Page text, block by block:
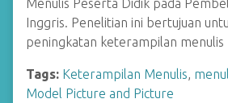
Menulis Peserta Didik pada
Inggris. Penelitian ini bertujuan
peningkatan keterampilan
Tags: Keterampilan Menulis,
Model Picture and Picture